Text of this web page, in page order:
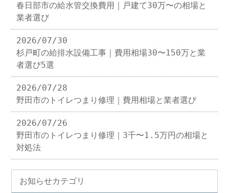
春日部市の給水管交換費用｜戸建て30万〜の相場と
業者選び
2026/07/30
杉戸町の給排水設備工事｜費用相場30〜150万と業
者選び5選
2026/07/28
野田市のトイレつまり修理｜費用相場と業者選び
2026/07/26
野田市のトイレつまり修理｜3千〜1.5万円の相場と
対処法
お知らせカテゴリ